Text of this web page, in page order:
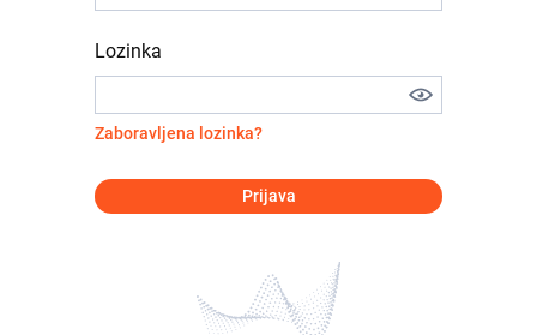
Lozinka
Zaboravljena lozinka?
Prijava